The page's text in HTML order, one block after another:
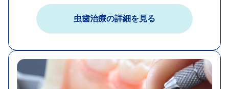
虫歯治療の詳細を見る​